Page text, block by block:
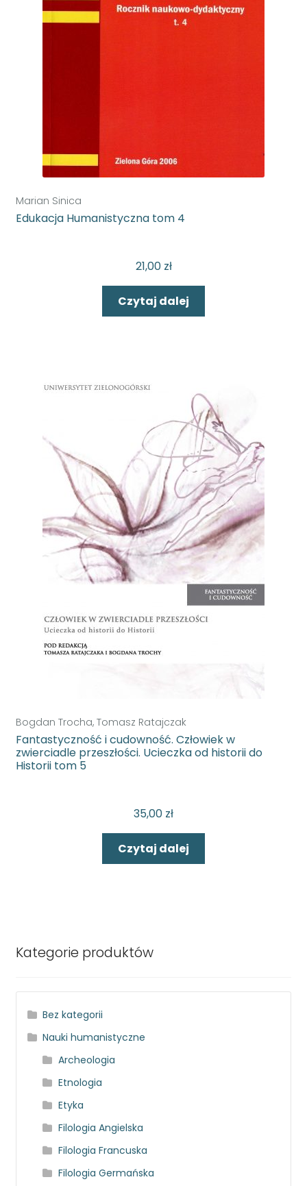
Marian Sinica
Edukacja Humanistyczna tom 4
21,00 zł
Czytaj dalej
Bogdan Trocha, Tomasz Ratajczak
Fantastyczność i cudowność. Człowiek w
zwierciadle przeszłości. Ucieczka od historii do
Historii tom 5
35,00 zł
Czytaj dalej
Kategorie produktów
Bez kategorii
Nauki humanistyczne
Archeologia
Etnologia
Etyka
Filologia Angielska
Filologia Francuska
Filologia Germańska